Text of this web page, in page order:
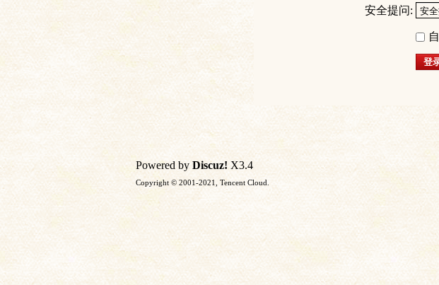
安全提问:
登
Powered by Discuz! X3.4
Copyright © 2001-2021, Tencent Cloud.